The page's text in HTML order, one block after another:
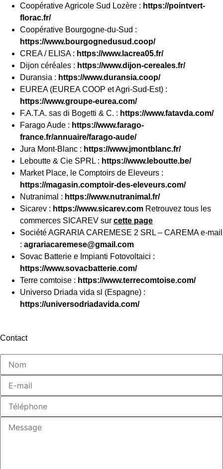
Coopérative Agricole Sud Lozère : https://pointvert-
florac.fr/
Coopérative Bourgogne-du-Sud :
https://www.bourgognedusud.coop/
CREA / ELISA : https://www.lacrea05.fr/
Dijon céréales : https://www.dijon-cereales.fr/
Duransia : https://www.duransia.coop/
EUREA (EUREA COOP et Agri-Sud-Est) :
https://www.groupe-eurea.com/
F.A.T.A. sas di Bogetti & C. : https://www.fatavda.com/
Farago Aude : https://www.farago-
france.fr/annuaire/farago-aude/
Jura Mont-Blanc : https://www.jmontblanc.fr/
Leboutte & Cie SPRL : https://www.leboutte.be/
Market Place, le Comptoirs de Eleveurs :
https://magasin.comptoir-des-eleveurs.com/
Nutranimal : https://www.nutranimal.fr/
Sicarev : https://www.sicarev.com Retrouvez tous les
commerces SICAREV sur cette page
Société AGRARIA CAREMESE 2 SRL – CAREMA e-mail
: agrariacaremese@gmail.com
Sovac Batterie e Impianti Fotovoltaici :
https://www.sovacbatterie.com/
Terre comtoise : https://www.terrecomtoise.com/
Universo Driada vida sl (Espagne) :
https://universodriadavida.com/
Contact